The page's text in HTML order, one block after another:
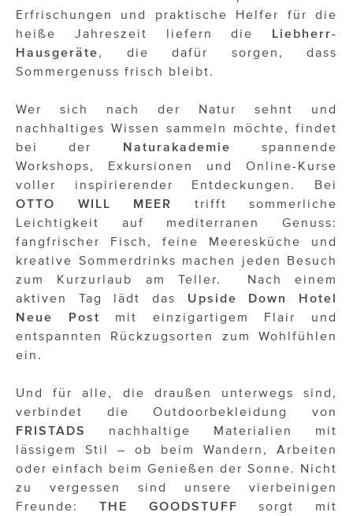
Upside Down Town Hotel – Neue Post
VieSFF – Vienna Spanish Film Festival
PRESS CONTACT
Erfrischungen und praktische Helfer für die
heiße Jahreszeit liefern die Liebherr-
Hausgeräte, die dafür sorgen, dass
Sommergenuss frisch bleibt.
Wer sich nach der Natur sehnt und
nachhaltiges Wissen sammeln möchte, findet
bei der Naturakademie spannende
Workshops, Exkursionen und Online-Kurse
voller inspirierender Entdeckungen. Bei
OTTO WILL MEER
trifft sommerliche
Leichtigkeit auf mediterranen Genuss:
fangfrischer Fisch, feine Meeresküche und
kreative Sommerdrinks machen jeden Besuch
zum Kurzurlaub am Teller. Nach einem
aktiven Tag lädt das Upside Down Hotel
Neue Post mit einzigartigem Flair und
entspannten Rückzugsorten zum Wohlfühlen
ein.
Und für alle, die draußen unterwegs sind,
verbindet die Outdoorbekleidung von
FRISTADS
nachhaltige Materialien mit
lässigem Stil – ob beim Wandern, Arbeiten
oder einfach beim Genießen der Sonne. Nicht
zu vergessen sind unsere vierbeinigen
Freunde: THE GOODSTUFF sorgt mit